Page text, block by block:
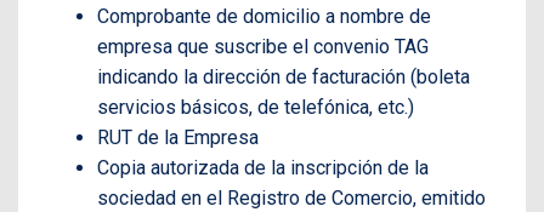
Comprobante de domicilio a nombre de
empresa que suscribe el convenio TAG
indicando la dirección de facturación (boleta
servicios básicos, de telefónica, etc.)
RUT de la Empresa
Copia autorizada de la inscripción de la
sociedad en el Registro de Comercio, emitido